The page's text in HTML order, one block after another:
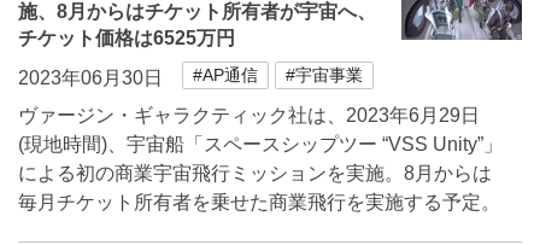
施、8月からはチケット所有者が宇宙へ、
チケット価格は6525万円
2023年06月30日
#AP通信 #宇宙事業
ヴァージン・ギャラクティック社は、2023年6月29日
(現地時間)、宇宙船「スペースシップツー “VSS Unity”」
による初の商業宇宙飛行ミッションを実施。8月からは
毎月チケット所有者を乗せた商業飛行を実施する予定。